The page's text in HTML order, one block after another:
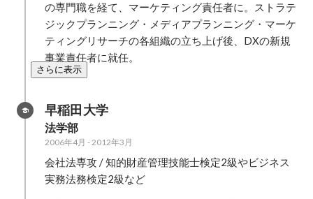
の専門職を経て、マーケティング責任者に。ストラテ
ジックプランニング・メディアプランニング・マーケ
ティングリサーチの各組織の立ち上げ後、DXの新規
事業責任者に就任。
さらに表示
早稲田大学
法学部
2006年4月 -2012年3月
会社法専攻 / 知的財産管理技能士検定2級やビジネス
実務法務検定2級など